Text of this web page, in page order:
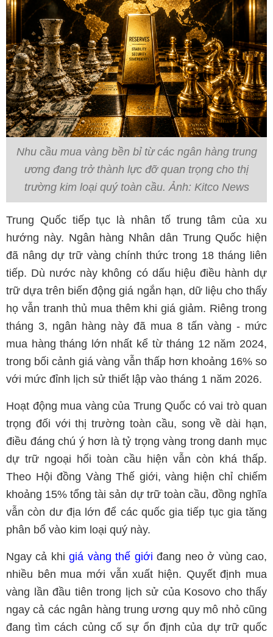
Nhu cầu mua vàng bền bỉ từ các ngân hàng trung
ương đang trở thành lực đỡ quan trọng cho thị
trường kim loại quý toàn cầu. Ảnh: Kitco News
Trung Quốc tiếp tục là nhân tố trung tâm của xu
hướng này. Ngân hàng Nhân dân Trung Quốc hiện
đã nâng dự trữ vàng chính thức trong 18 tháng liên
tiếp. Dù nước này không có dấu hiệu điều hành dự
trữ dựa trên biến động giá ngắn hạn, dữ liệu cho thấy
họ vẫn tranh thủ mua thêm khi giá giảm. Riêng trong
tháng 3, ngân hàng này đã mua 8 tấn vàng - mức
mua hàng tháng lớn nhất kể từ tháng 12 năm 2024,
trong bối cảnh giá vàng vẫn thấp hơn khoảng 16% so
với mức đỉnh lịch sử thiết lập vào tháng 1 năm 2026.
Hoạt động mua vàng của Trung Quốc có vai trò quan
trọng đối với thị trường toàn cầu, song về dài hạn,
điều đáng chú ý hơn là tỷ trọng vàng trong danh mục
dự trữ ngoại hối toàn cầu hiện vẫn còn khá thấp.
Theo Hội đồng Vàng Thế giới, vàng hiện chỉ chiếm
khoảng 15% tổng tài sản dự trữ toàn cầu, đồng nghĩa
vẫn còn dư địa lớn để các quốc gia tiếp tục gia tăng
phân bổ vào kim loại quý này.
Ngay cả khigiá vàng thế giới đang neo ở vùng cao,
nhiều bên mua mới vẫn xuất hiện. Quyết định mua
vàng lần đầu tiên trong lịch sử của Kosovo cho thấy
ngay cả các ngân hàng trung ương quy mô nhỏ cũng
đang tìm cách củng cố sự ổn định của dự trữ quốc